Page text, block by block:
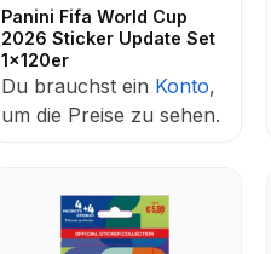
Panini Fifa World Cup
2026 Sticker Update Set
1x120er
Du brauchst ein Konto,
um die Preise zu sehen.